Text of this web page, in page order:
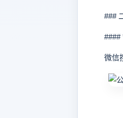
### 二
#### **
微信搜